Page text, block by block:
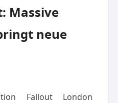
Massive
neue
Fallout London